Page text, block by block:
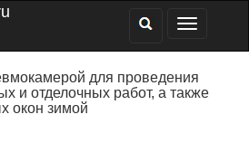
для проведения
и отделочных работ, а также
окон зимой